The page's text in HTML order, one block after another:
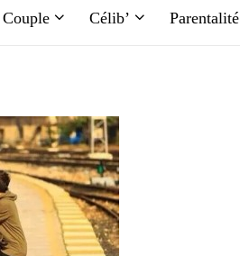
Couple Célib’ Parentalité